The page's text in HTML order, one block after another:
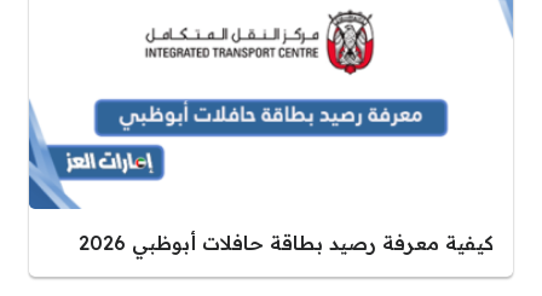
كيفية معرفة رصيد بطاقة حافلات أبوظبي 2026